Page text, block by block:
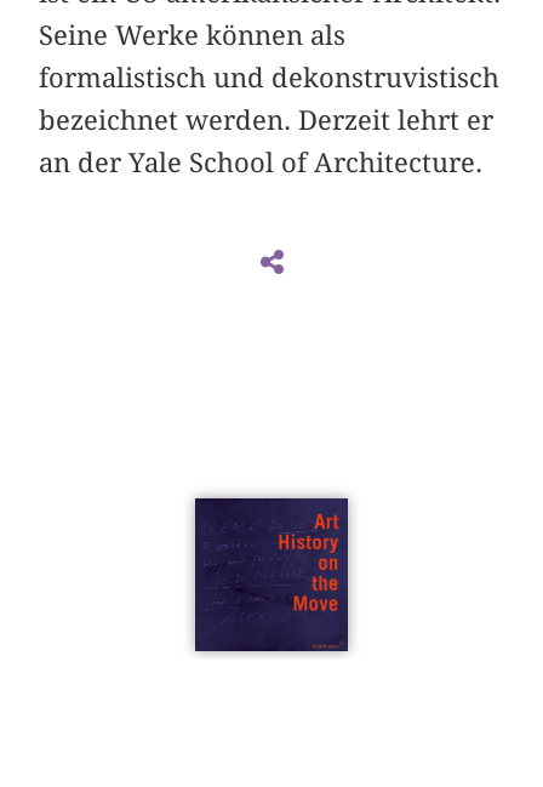
Seine Werke können als
formalistisch und dekonstruvistisch
bezeichnet werden. Derzeit lehrt er
an der Yale School of Architecture.